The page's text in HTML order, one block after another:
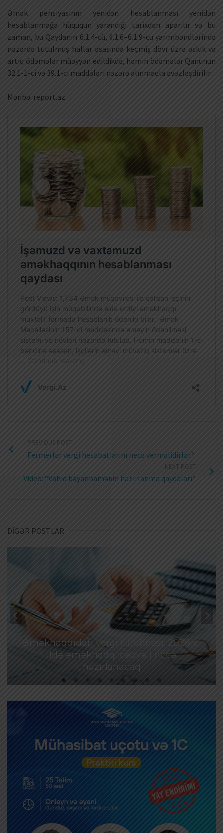
Əmək pensiyasının yenidən hesablanması yenidən
hesablanmağa hüququn yarandığı tarixdən aparılır və bu
zaman, bu Qaydanın 6.1.4-cü, 6.1.6–6.1.9-cu yarımbəndlərində
nəzərdə tutulmuş hallar əsasında keçmiş dövr üzrə əskik və
artıq ödəmələr müəyyən edildikdə, həmin ödəmələr Qanunun
32.1-1-ci və 39.1-ci maddələri nəzərə alınmaqla əvəzləşdirilir.
Mənbə: report.az
PREVIOUS POST
Fermerlər vergi hesabatlarını necə verməlidirlər?
NEXT POST
Video: “Vahid bəyannamənin hazırlanma qaydaları”
DİGƏR POSTLAR
Əməkhaqqıdan vergi tutulması: 2026-cı
ildə əməkhaqqı cədvəli necə
hazırlanacaq